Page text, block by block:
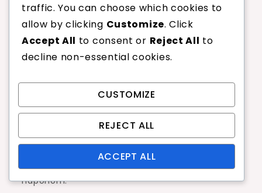
Preporuke za napredne
igrače
žica, često između 26-30 kg (57-66 lbs). Ovaj
raspon napona nudi superiornu kontrolu,
omogućujući precizno postavljanje udaraca i
sposobnost udaranja s više spina. Iskusni igrači
često imaju tehniku koja im omogućuje da se
naponom.
traffic. You can choose which cookies to
allow by clicking Customize. Click
Accept All to consent or Reject All to
decline non-essential cookies.
CUSTOMIZE
REJECT ALL
ACCEPT ALL